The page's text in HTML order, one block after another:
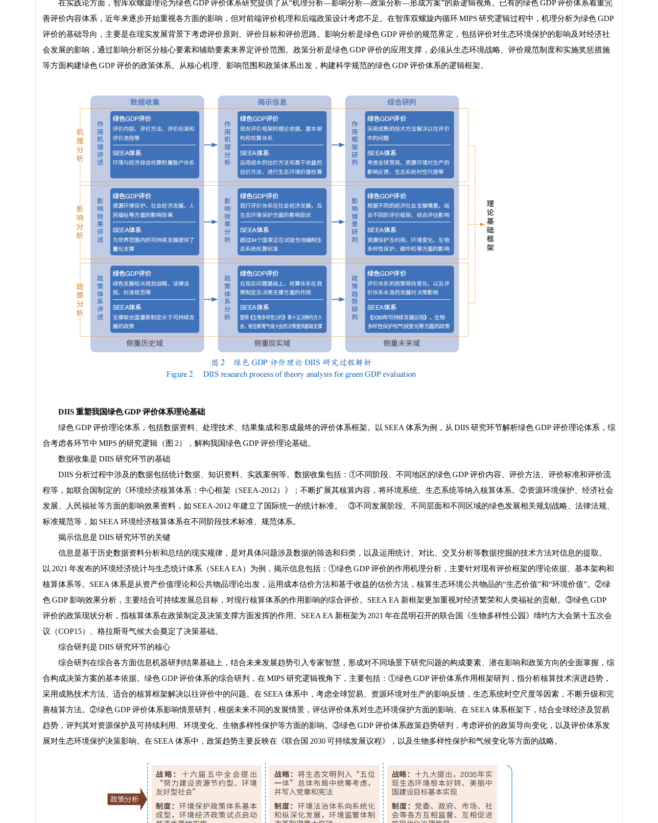
在实践论方面，智库双螺旋理论为绿色 GDP 评价体系研究提供了从“机理分析—影响分析—政策分析—形成方案”的新逻辑视角。已有的绿色 GDP 评价体系着重完
善评价内容体系，近年来逐步开始重视各方面的影响，但对前端评价机理和后端政策设计考虑不足。在智库双螺旋内循环 MIPS 研究逻辑过程中，机理分析为绿色 GDP
评价的基础导向，主要是在现实发展背景下考虑评价原则、评价目标和评价思路。影响分析是绿色 GDP 评价的规范界定，包括评价对生态环境保护的影响及对经济社
会发展的影响，通过影响分析区分核心要素和辅助要素来界定评价范围。政策分析是绿色 GDP 评价的应用支撑，必须从生态环境战略、评价规范制度和实施奖惩措施
等方面构建绿色 GDP 评价的政策体系。从核心机理、影响范围和政策体系出发，构建科学规范的绿色 GDP 评价体系的逻辑框架。
DIIS 重塑我国绿色 GDP 评价体系理论基础
绿色 GDP 评价理论体系，包括数据资料、处理技术、结果集成和形成最终的评价体系框架。以 SEEA 体系为例，从 DIIS 研究环节解析绿色 GDP 评价理论体系，综
合考虑各环节中 MIPS 的研究逻辑（图 2），解构我国绿色 GDP 评价理论基础。
数据收集是 DIIS 研究环节的基础
DIIS 分析过程中涉及的数据包括统计数据、知识资料、实践案例等。数据收集包括：①不同阶段、不同地区的绿色 GDP 评价内容、评价方法、评价标准和评价流
程等，如联合国制定的《环境经济核算体系：中心框架（SEEA-2012）》；不断扩展其核算内容，将环境系统、生态系统等纳入核算体系。②资源环境保护、经济社会
发展、人民福祉等方面的影响效果资料，如 SEEA-2012 年建立了国际统一的统计标准。 ③不同发展阶段、不同层面和不同区域的绿色发展相关规划战略、法律法规、
标准规范等，如 SEEA 环境经济核算体系在不同阶段技术标准、规范体系。
揭示信息是 DIIS 研究环节的关键
信息是基于历史数据资料分析和总结的现实规律，是对具体问题涉及数据的筛选和归类，以及运用统计、对比、交叉分析等数据挖掘的技术方法对信息的提取。
以 2021 年发布的环境经济统计与生态统计体系（SEEA EA）为例，揭示信息包括：①绿色 GDP 评价的作用机理分析，主要针对现有评价框架的理论依据、基本架构和
核算体系等。SEEA 体系是从资产价值理论和公共物品理论出发，运用成本估价方法和基于收益的估价方法，核算生态环境公共物品的“生态价值”和“环境价值”。②绿
色 GDP 影响效果分析，主要结合可持续发展总目标，对现行核算体系的作用影响的综合评价。SEEA EA 新框架更加重视对经济繁荣和人类福祉的贡献。③绿色 GDP
评价的政策现状分析，指核算体系在政策制定及决策支撑方面发挥的作用。SEEA EA 新框架为 2021 年在昆明召开的联合国《生物多样性公园》缔约方大会第十五次会
议（COP15）、格拉斯哥气候大会奠定了决策基础。
综合研判是 DIIS 研究环节的核心
综合研判在综合各方面信息机器研判结果基础上，结合未来发展趋势引入专家智慧，形成对不同场景下研究问题的构成要素、潜在影响和政策方向的全面掌握，综
合构成决策方案的基本依据。绿色 GDP 评价体系的综合研判，在 MIPS 研究逻辑视角下，主要包括：①绿色 GDP 评价体系作用框架研判，指分析核算技术演进趋势，
采用成熟技术方法、适合的核算框架解决以往评价中的问题。在 SEEA 体系中，考虑全球贸易、资源环境对生产的影响反馈，生态系统时空尺度等因素，不断升级和完
善核算方法。②绿色 GDP 评价体系影响情景研判，根据未来不同的发展情景，评估评价体系对生态环境保护方面的影响。在 SEEA 体系框架下，结合全球经济及贸易
趋势，评判其对资源保护及可持续利用、环境变化、生物多样性保护等方面的影响。③绿色 GDP 评价体系政策趋势研判，考虑评价的政策导向变化，以及评价体系发
展对生态环境保护决策影响。在 SEEA 体系中，政策趋势主要反映在《联合国 2030 可持续发展议程》，以及生物多样性保护和气候变化等方面的战略。